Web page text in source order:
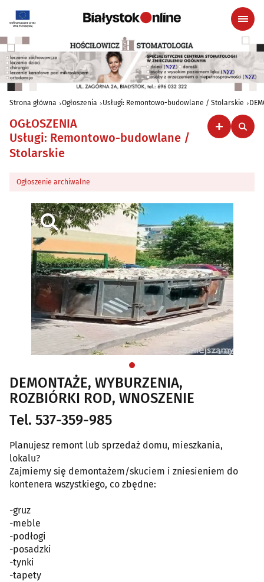
Strona główna Ogłoszenia Usługi: Remontowo-budowlane / Stolarskie
OGŁOSZENIA
Usługi: Remontowo-budowlane /
Stolarskie
Ogłoszenie archiwalne
DEMONTAŻE, WYBURZENIA,
ROZBIÓRKI ROD, WNOSZENIE
Tel. 537-359-985
Planujesz remont lub sprzedaż domu, mieszkania,
lokalu?
Zajmiemy się demontażem/skuciem i zniesieniem do
kontenera wszystkiego, co zbędne:
-gruz
-meble
-podłogi
-posadzki
-tynki
-tapety